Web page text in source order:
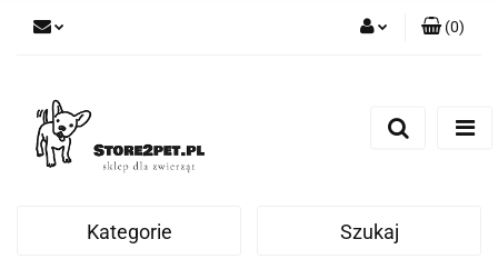
(0)
Kategorie Szukaj